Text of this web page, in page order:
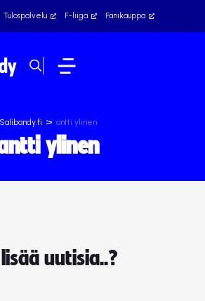
Tulospalvelu F-liiga Fanikauppa
Salibandy.fi > antti ylinen
ylinen
uutisia..?